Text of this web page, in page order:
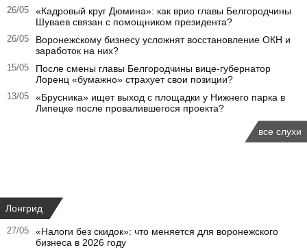
26/05
«Кадровый круг Дюмина»: как врио главы Белгородчины
Шуваев связан с помощником президента?
26/05
Воронежскому бизнесу усложнят восстановление ОКН и
заработок на них?
15/05
После смены главы Белгородчины вице-губернатор
Лоренц «бумажно» страхует свои позиции?
13/05
«Брусника» ищет выход с площадки у Нижнего парка в
Липецке после провалившегося проекта?
все слухи
Лонгрид
27/05
«Налоги без скидок»: что меняется для воронежского
бизнеса в 2026 году